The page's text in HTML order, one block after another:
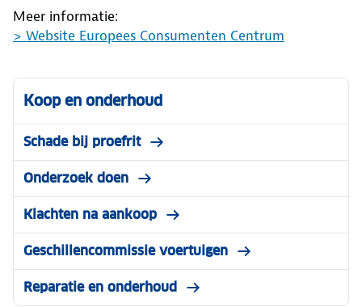
Meer informatie:
> Website Europees Consumenten Centrum
Koop en onderhoud
Schade bij proefrit
Onderzoek doen
Klachten na aankoop
Geschillencommissie voertuigen
Reparatie en onderhoud